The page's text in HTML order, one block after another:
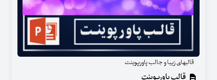
قالبهای زیبا و جالب پاورپوینت
قالب پاورپوینت